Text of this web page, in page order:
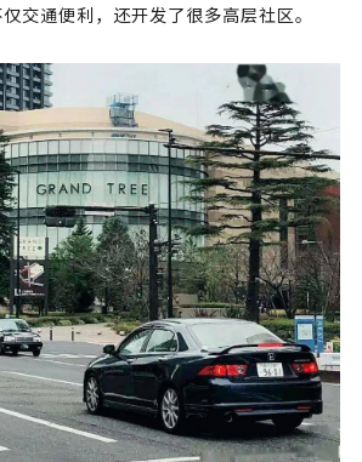
交通便利，还开发了很多高层社区。